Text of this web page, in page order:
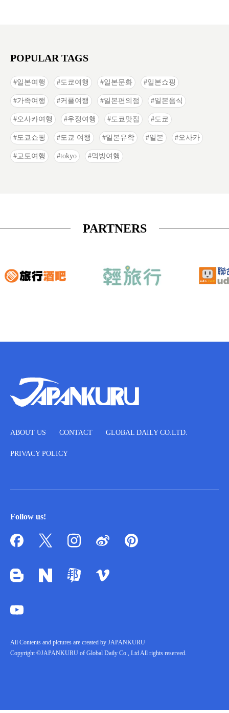
POPULAR TAGS
일본여행 도쿄여행 일본문화 일본쇼핑
가족여행 커플여행 일본편의점 일본음식
오사카여행 우정여행 도쿄맛집 도쿄
도쿄쇼핑 도쿄 여행 일본유학 일본 오사카
교토여행 tokyo 먹방여행
PARTNERS
ABOUT US CONTACT GLOBAL DAILY CO.LTD.
PRIVACY POLICY
Follow us!
All Contents and pictures are created by JAPANKURU
Copyright ©JAPANKURU of Global Daily Co., Ltd All rights reserved.